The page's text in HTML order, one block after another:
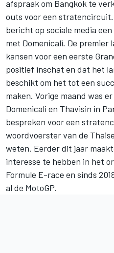
afspraak om Bangkok te
outs voor een
bericht op sociale media
met Domenicali. De premier
kansen voor een eerste
positief inschat en dat het
beschikt om het tot een
maken. Vorige maand was
Domenicali en Thavisin in
bespreken voor een
woordvoerster van de
weten. Eerder dit jaar
interesse te hebben in het
Formule E-race en sinds
al de MotoGP.